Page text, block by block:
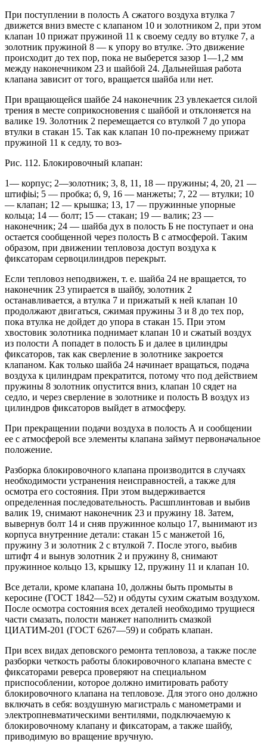
При поступлении в полость А сжатого воздуха втулка 7
движется вниз вместе с клапаном 10 и золотником 2, при этом
клапан 10 прижат пружиной 11 к своему седлу во втулке 7, а
золотник пружиной 8 — к упору во втулке. Это движение
происходит до тех пор, пока не выберется зазор 1—1,2 мм
между наконечником 23 и шайбой 24. Дальнейшая работа
клапана зависит от того, вращается шайба или нет.
При вращающейся шайбе 24 наконечник 23 увлекается силой
трения в месте соприкосновения с шайбой и отклоняется на
валике 19. Золотник 2 перемещается со втулкой 7 до упора
втулки в стакан 15. Так как клапан 10 по-прежнему прижат
пружиной 11 к седлу, то воз-
Рис. 112. Блокировочный клапан:
1— корпус; 2—золотник; 3, 8, 11, 18 — пружины; 4, 20, 21 —
штифіьі; 5 — пробка; б, 9, 16 — манжеты; 7, 22 — втулки; 10
— клапан; 12 — крышка; 13, 17 — пружинные упорные
кольца; 14 — болт; 15 — стакан; 19 — валик; 23 —
наконечник; 24 — шайба дух в полость Б не поступает и она
остается сообщенной через полость В с атмосферой. Таким
образом, при движении тепловоза доступ воздуха к
фиксаторам сервоцилиндров перекрыт.
Если тепловоз неподвижен, т. е. шайба 24 не вращается, то
наконечник 23 упирается в шайбу, золотник 2
останавливается, а втулка 7 и прижатый к ней клапан 10
продолжают двигаться, сжимая пружины 3 и 8 до тех пор,
пока втулка не дойдет до упора в стакан 15. При этом
хвостовик золотника поднимает клапан 10 и сжатый воздух
из полости А попадет в полость Б и далее в цилиндры
фиксаторов, так как сверление в золотнике закроется
клапаном. Как только шайба 24 начинает вращаться, подача
воздуха к цилиндрам прекратится, потому что под действием
пружины 8 золотник опустится вниз, клапан 10 сядет на
седло, и через сверление в золотнике и полость В воздух из
цилиндров фиксаторов выйдет в атмосферу.
При прекращении подачи воздуха в полость А и сообщении
ее с атмосферой все элементы клапана займут первоначальное
положение.
Разборка блокировочного клапана производится в случаях
необходимости устранения неисправностей, а также для
осмотра его состояния. При этом выдерживается
определенная последовательность. Расшплинтовав и выбив
валик 19, снимают наконечник 23 и пружину 18. Затем,
вывернув болт 14 и сняв пружинное кольцо 17, вынимают из
корпуса внутренние детали: стакан 15 с манжетой 16,
пружину 3 и золотник 2 с втулкой 7. После этого, выбив
штифт 4 и вынув золотник 2 и пружину 8, снимают
пружинное кольцо 13, крышку 12, пружину 11 и клапан 10.
Все детали, кроме клапана 10, должны быть промыты в
керосине (ГОСТ 1842—52) и обдуты сухим сжатым воздухом.
После осмотра состояния всех деталей необходимо трущиеся
части смазать, полости манжет наполнить смазкой
ЦИАТИМ-201 (ГОСТ 6267—59) и собрать клапан.
При всех видах деповского ремонта тепловоза, а также после
разборки четкость работы блокировочного клапана вместе с
фиксаторами реверса проверяют на специальном
приспособлении, которое должно имитировать работу
блокировочного клапана на тепловозе. Для этого оно должно
включать в себя: воздушную магистраль с манометрами и
электропневматическими вентилями, подключаемую к
блокировочному клапану и фиксаторам, а также шайбу,
приводимую во вращение вручную.